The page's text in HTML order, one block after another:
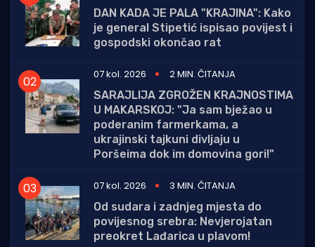
DAN KADA JE PALA "KRAJINA": Kako
je general Stipetić ispisao povijest i
gospodski okončao rat
07 kol. 2026
2 MIN. ČITANJA
SARAJLIJA ZGROŽEN KRAJNOSTIMA
U MAKARSKOJ: "Ja sam bježao u
poderanim farmerkama, a
ukrajinski tajkuni divljaju u
Poršeima dok im domovina gori!"
07 kol. 2026
3 MIN. ČITANJA
Od sudara i zadnjeg mjesta do
povijesnog srebra: Nevjerojatan
preokret Lađarica u plavom!